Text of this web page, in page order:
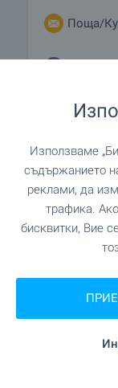
Поща/
Салон
СПОРТ И
Детска
Използваме
съдържанието
реклами, да
трафика.
бисквитки, Вие